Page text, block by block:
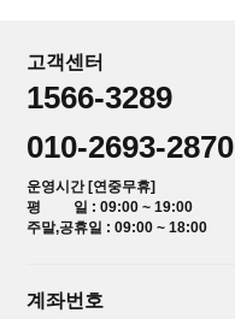
고객센터
1566-3289
010-2693-2870
운영시간 [연중무휴]
평 일 : 09:00 ~ 19:00
주말,공휴일 : 09:00 ~ 18:00
계좌번호